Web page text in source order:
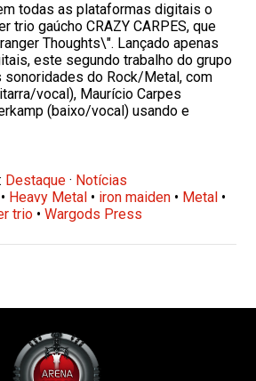
todas as plataformas digitais o
trio gaúcho CRAZY CARPES, que
Thoughts\". Lançado apenas
este segundo trabalho do grupo
sonoridades do Rock/Metal, com
vocal), Maurício Carpes
(baixo/vocal) usando e
Destaque · Notícias
• Heavy Metal • iron maiden • Metal •
trio •Wargods Press